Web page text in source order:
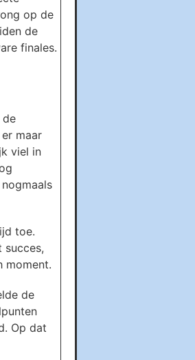
op de
de
finales.
de
maar
viel in
toe.
succes,
moment.
de
Op dat